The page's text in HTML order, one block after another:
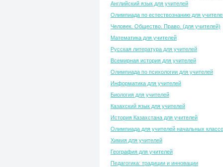
Английский язык для учителей
Олимпиада по естествознанию для
Человек. Общество. Право. (для учителей)
Математика для учителей
Русская литература для учителей
Всемирная история для учителей
Олимпиада по психологии для учителей
Информатика для учителей
Биология для учителей
Казахский язык для учителей
История Казахстана для учителей
Олимпиада для учителей начальных
Химия для учителей
География для учителей
Педагогика: традиции и инновации